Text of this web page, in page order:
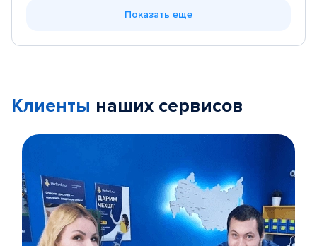
Показать еще
Клиенты наших сервисов